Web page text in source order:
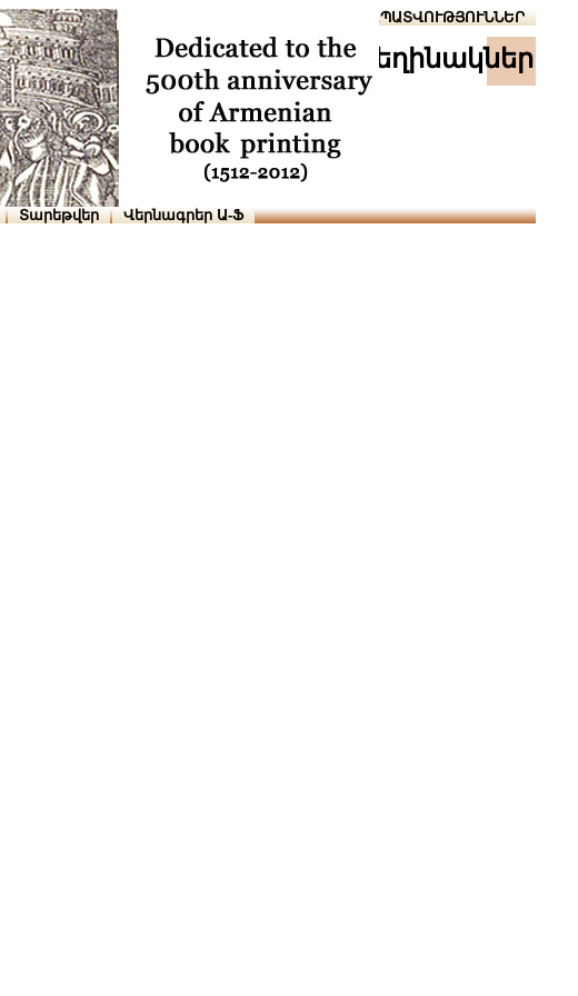
ՆԱԽԱՊԱՏՎՈՒԹՅՈՒՆՆԵՐ
հեղինակներ
Տարեթվեր Վերնագրեր Ա-Ֆ